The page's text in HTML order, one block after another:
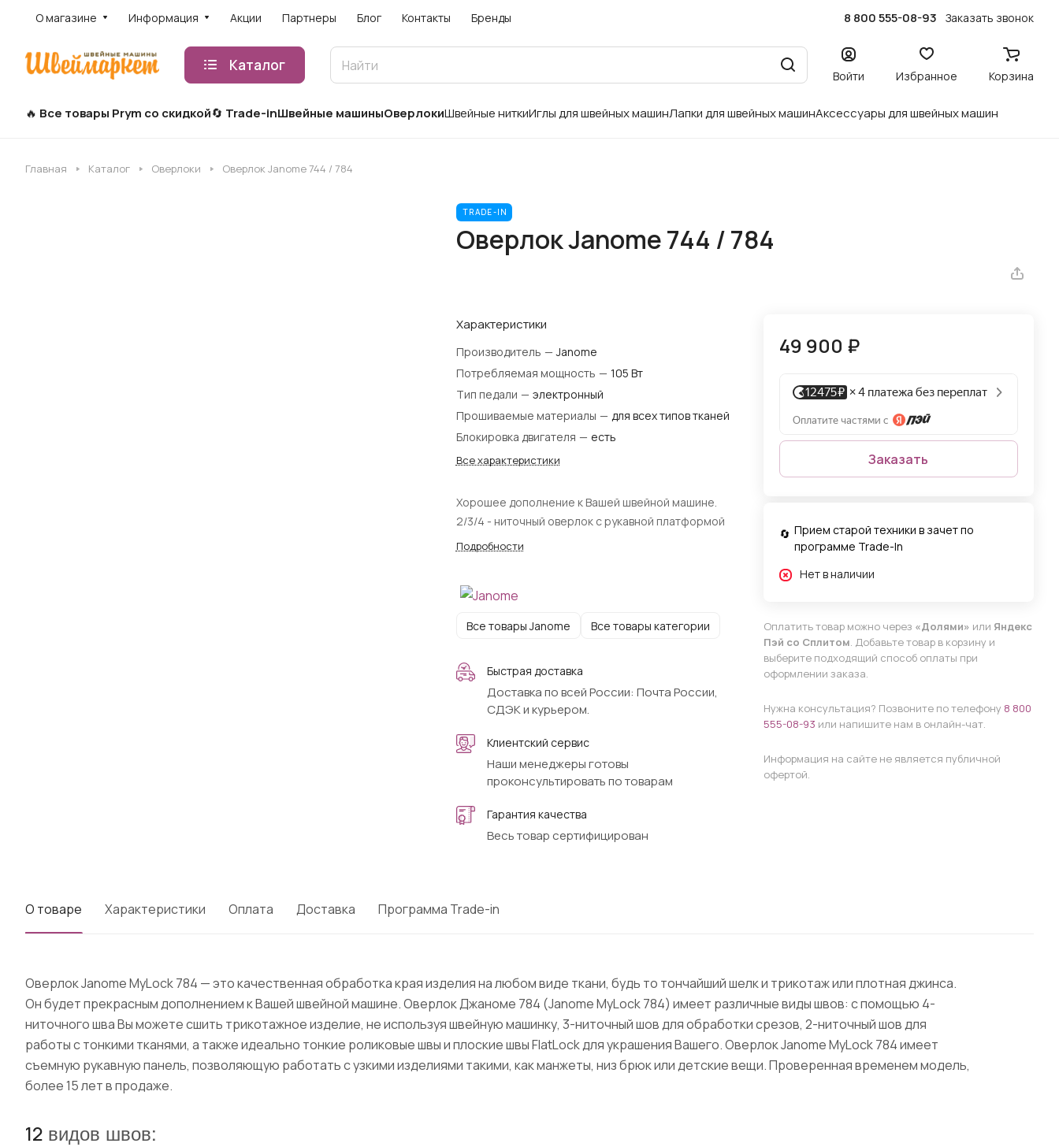
О магазине Информация Акции Партнеры Блог Контакты Бренды 8 800 555-08-93 Заказать звонок
Каталог
Войти Избранное Корзина
Все товары Prym со скидкой Trade-inШвейные машиныОверлокиШвейные ниткиИглы для швейных машинЛапки для швейных машинАксессуары для швейных машин
Главная Каталог Оверлоки Оверлок Janome 744 / 784
TRADE-IN
Оверлок Janome 744 / 784
Характеристики
Производитель — Janome
Потребляемая мощность — 105 Вт
Тип педали — электронный
Прошиваемые материалы — для всех типов тканей
Блокировка двигателя — есть
Все характеристики
Хорошее дополнение к Вашей швейной машине.
2/3/4 - ниточный оверлок с рукавной платформой
Подробности
Все товары Janome Все товары категории
Быстрая доставка
Доставка по всей России: Почта России,
СДЭК и курьером.
Клиентский сервис
Наши менеджеры готовы
проконсультировать по товарам
Гарантия качества
Весь товар сертифицирован
49 900 ₽
Заказать
Прием старой техники в зачет по
программе Trade-In
Нет в наличии
Оплатить товар можно через «Долями» или Яндекс
Пэй со Сплитом. Добавьте товар в корзину и
выберите подходящий способ оплаты при
оформлении заказа.
Нужна консультация? Позвоните по телефону 8 800
555-08-93 или напишите нам в онлайн-чат.
Информация на сайте не является публичной
офертой.
О товаре Характеристики Оплата Доставка Программа Trade-in
Оверлок Janome MyLock 784 — это качественная обработка края изделия на любом виде ткани, будь то тончайший шелк и трикотаж или плотная джинса.
Он будет прекрасным дополнением к Вашей швейной машине. Оверлок Джаноме 784 (Janome MyLock 784) имеет различные виды швов: с помощью 4-
ниточного шва Вы можете сшить трикотажное изделие, не используя швейную машинку, 3-ниточный шов для обработки срезов, 2-ниточный шов для
работы с тонкими тканями, а также идеально тонкие роликовые швы и плоские швы FlatLock для украшения Вашего. Оверлок Janome MyLock 784 имеет
съемную рукавную панель, позволяющую работать с узкими изделиями такими, как манжеты, низ брюк или детские вещи. Проверенная временем модель,
более 15 лет в продаже.
12 видов швов: